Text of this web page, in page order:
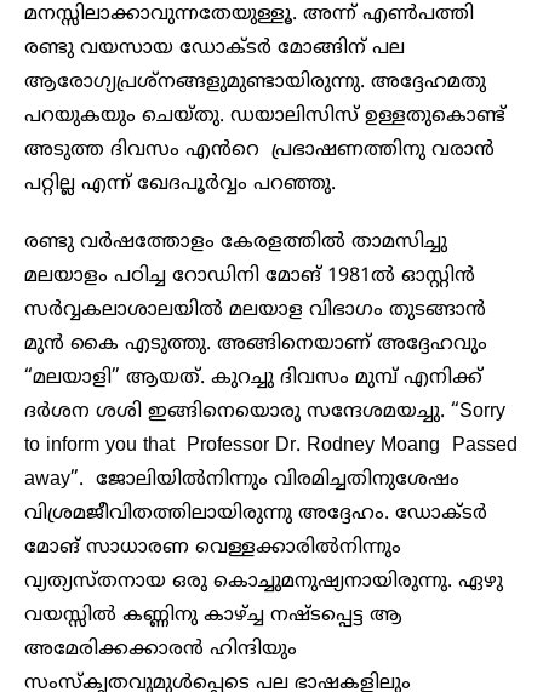
മനസ്സിലാക്കാവുന്നതേയുള്ളൂ. അന്ന് എൺപത്തി
രണ്ടു വയസായ ഡോക്ടർ മോങ്ങിന് പല
ആരോഗ്യപ്രശ്നങ്ങളുമുണ്ടായിരുന്നു. അദ്ദേഹമതു
പറയുകയും ചെയ്തു. ഡയാലിസിസ് ഉള്ളതുകൊണ്ട്
അടുത്ത ദിവസം എൻറെ പ്രഭാഷണത്തിനു വരാൻ
പറ്റില്ല എന്ന് ഖേദപൂർവ്വം പറഞ്ഞു.
രണ്ടു വർഷത്തോളം കേരളത്തിൽ താമസിച്ചു
മലയാളം പഠിച്ച റോഡിനി മോങ് 1981ൽ ഓസ്റ്റിൻ
സർവ്വകലാശാലയിൽ മലയാള വിഭാഗം തുടങ്ങാൻ
മുൻ കൈ എടുത്തു. അങ്ങിനെയാണ് അദ്ദേഹവും
“മലയാളി” ആയത്. കുറച്ചു ദിവസം മുമ്പ് എനിക്ക്
ദർശന ശശി ഇങ്ങിനെയൊരു സന്ദേശമയച്ചു. “Sorry
to inform you that Professor Dr. Rodney Moang Passed
away”. ജോലിയിൽനിന്നും വിരമിച്ചതിനുശേഷം
വിശ്രമജീവിതത്തിലായിരുന്നു അദ്ദേഹം. ഡോക്ടർ
മോങ് സാധാരണ വെള്ളക്കാരിൽനിന്നും
വ്യത്യസ്തനായ ഒരു കൊച്ചുമനുഷ്യനായിരുന്നു. ഏഴു
വയസ്സിൽ കണ്ണിനു കാഴ്ച്ച നഷ്ടപ്പെട്ട ആ
അമേരിക്കക്കാരൻ ഹിന്ദിയും
സംസ്കൃതവുമുൾപ്പെടെ പല ഭാഷകളിലും